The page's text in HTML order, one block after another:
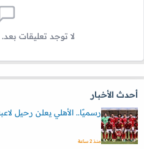
لا توجد تعليقات
أحدث الأخبار
رسميًا.. الأهلي يعلن رحيل
منذ 2 ساعة